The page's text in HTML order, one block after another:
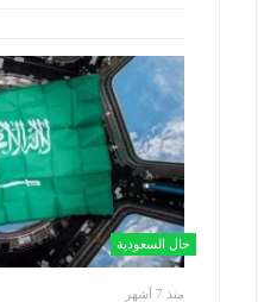
حال السعودية
منذ 7 أشهر